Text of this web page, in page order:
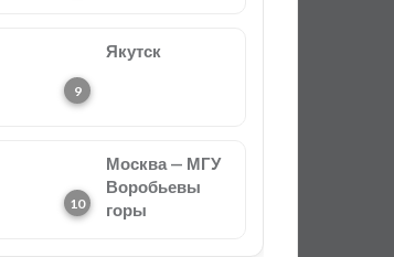
Якутск
Москва — МГУ
Воробьевы
горы